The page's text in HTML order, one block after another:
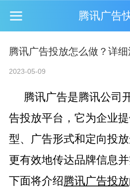
腾讯广告
腾讯广告投放怎么做？详细
2023-05-09
腾讯广告是腾讯公司
告投放平台，它为企业
型、广告形式和定向投
更有效地传达品牌信息并
下面将介绍腾讯广告投放